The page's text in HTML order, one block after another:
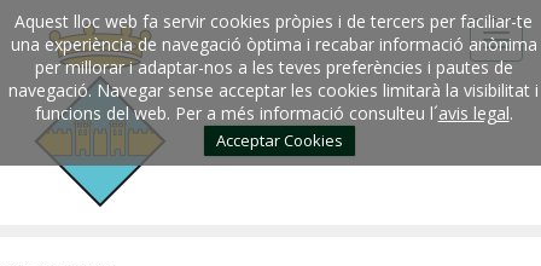
Aquest lloc web fa servir cookies pròpies i de tercers per faciliar-te
una experiència de navegació òptima i recabar informació anònima
per millorar i adaptar-nos a les teves preferències i pautes de
navegació. Navegar sense acceptar les cookies limitarà la visibilitat i
funcions del web. Per a més informació consulteu l´avis legal.
Acceptar Cookies